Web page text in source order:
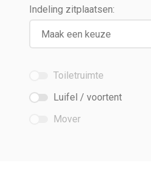
Indeling zitplaatsen:
Toiletruimte
Luifel / voortent
Mover